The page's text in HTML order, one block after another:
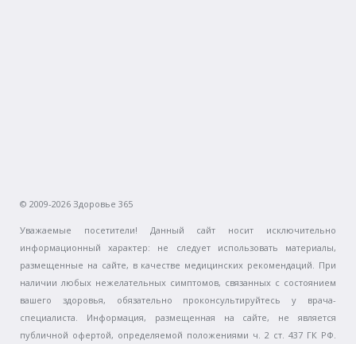
© 2009-2026 Здоровье 365
Уважаемые посетители! Данный сайт носит исключительно
информационный характер: не следует использовать материалы,
размещенные на сайте, в качестве медицинских рекомендаций. При
наличии любых нежелательных симптомов, связанных с состоянием
вашего здоровья, обязательно проконсультируйтесь у врача-
специалиста. Информация, размещенная на сайте, не является
публичной офертой, определяемой положениями ч. 2 ст. 437 ГК РФ.